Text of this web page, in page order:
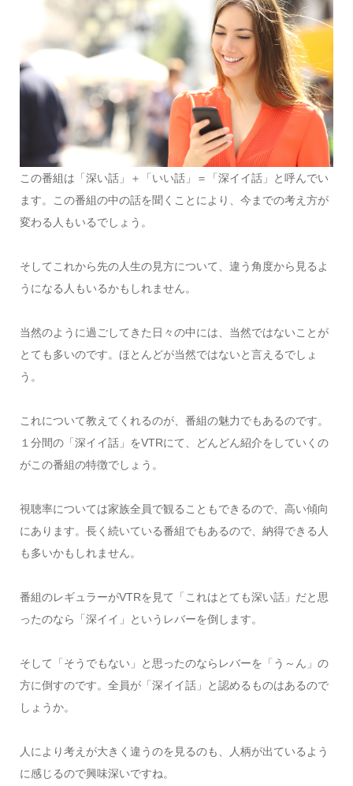
この番組は「深い話」＋「いい話」＝「深イイ話」と呼んでい
ます。この番組の中の話を聞くことにより、今までの考え方が
変わる人もいるでしょう。
そしてこれから先の人生の見方について、違う角度から見るよ
うになる人もいるかもしれません。
当然のように過ごしてきた日々の中には、当然ではないことが
とても多いのです。ほとんどが当然ではないと言えるでしょ
う。
これについて教えてくれるのが、番組の魅力でもあるのです。
１分間の「深イイ話」をVTRにて、どんどん紹介をしていくの
がこの番組の特徴でしょう。
視聴率については家族全員で観ることもできるので、高い傾向
にあります。長く続いている番組でもあるので、納得できる人
も多いかもしれません。
番組のレギュラーがVTRを見て「これはとても深い話」だと思
ったのなら「深イイ」というレバーを倒します。
そして「そうでもない」と思ったのならレバーを「う～ん」の
方に倒すのです。全員が「深イイ話」と認めるものはあるので
しょうか。
人により考えが大きく違うのを見るのも、人柄が出ているよう
に感じるので興味深いですね。